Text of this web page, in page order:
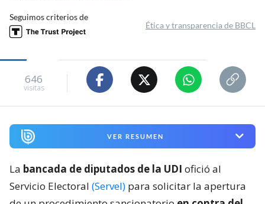
Seguimos criterios de
Ética y transparencia de BBCL
646
visitas
VER RESUMEN
La bancada de diputados de la UDI ofició al
Servicio Electoral (Servel) para solicitar la apertura